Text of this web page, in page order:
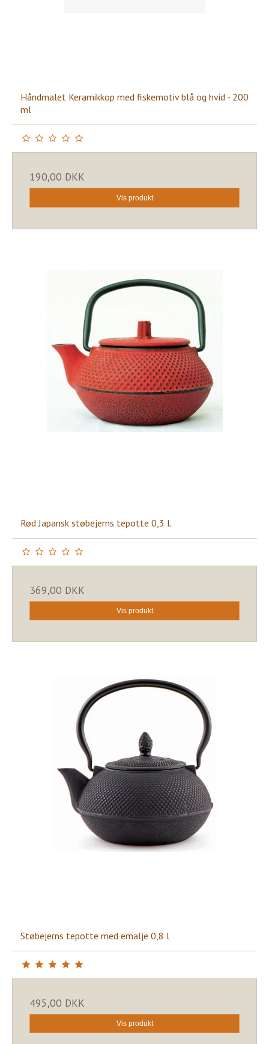
Håndmalet Keramikkop med fiskemotiv blå og hvid - 200
ml
190,00 DKK
Vis produkt
Rød Japansk støbejerns tepotte 0,3 l.
369,00 DKK
Vis produkt
Støbejerns tepotte med emalje 0,8 l
495,00 DKK
Vis produkt